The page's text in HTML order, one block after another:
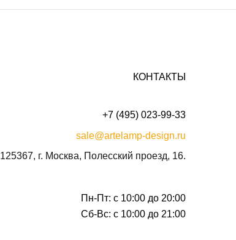
КОНТАКТЫ
+7 (495) 023-99-33
sale@artelamp-design.ru
125367, г. Москва, Полесский проезд, 16.
Пн-Пт: с 10:00 до 20:00
Сб-Вс: с 10:00 до 21:00